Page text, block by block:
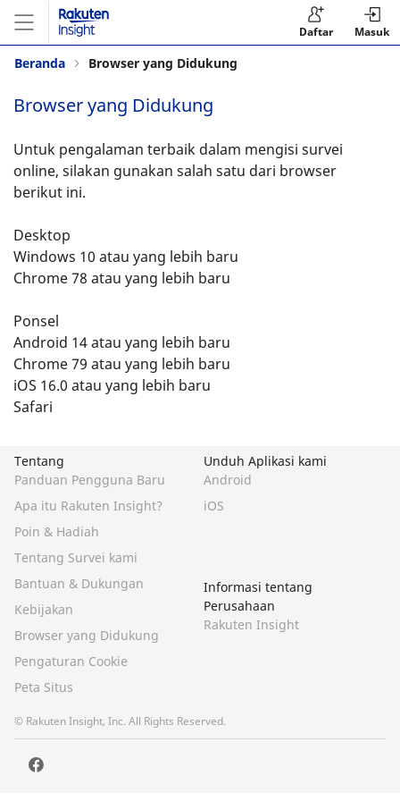
Daftar Masuk
Beranda Browser yang Didukung
Browser yang Didukung
Untuk pengalaman terbaik dalam mengisi survei
online, silakan gunakan salah satu dari browser
berikut ini.
Desktop
Windows 10 atau yang lebih baru
Chrome 78 atau yang lebih baru
Ponsel
Android 14 atau yang lebih baru
Chrome 79 atau yang lebih baru
iOS 16.0 atau yang lebih baru
Safari
Tentang
Panduan Pengguna Baru
Apa itu Rakuten Insight?
Poin & Hadiah
Tentang Survei kami
Bantuan & Dukungan
Kebijakan
Browser yang Didukung
Pengaturan Cookie
Peta Situs
Unduh Aplikasi kami
Android
iOS
Informasi tentang
Perusahaan
Rakuten Insight
© Rakuten Insight, Inc. All Rights Reserved.